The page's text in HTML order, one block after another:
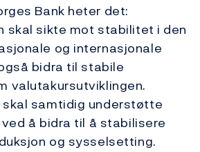
Bank heter det:
skal sikte mot stabilitet i den
og internasjonale
bidra til stabile
valutakursutviklingen.
skal samtidig understøtte
å bidra til å stabilisere
og sysselsetting.